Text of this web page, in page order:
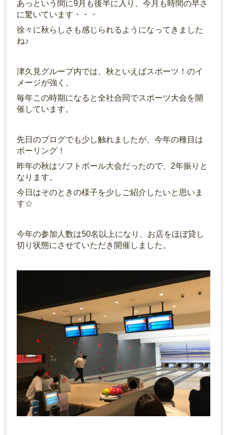
あっという間に9月も後半に入り、今月も時間の早さ
に驚いています・・・
徐々に秋らしさも感じられるようになってきました
ね♪
津久見グループ内では、秋といえばスポーツ！のイ
メージが強く、
毎年この時期になると全社合同でスポーツ大会を開
催しています。
先日のブログでも少し触れましたが、今年の種目は
ボーリング！
昨年の秋はソフトボール大会だったので、2年振りと
なります。
今日はそのときの様子を少しご紹介したいと思いま
す☆
今年の参加人数は50名以上になり、お店をほぼ貸し
切り状態にさせていただき開催しました。